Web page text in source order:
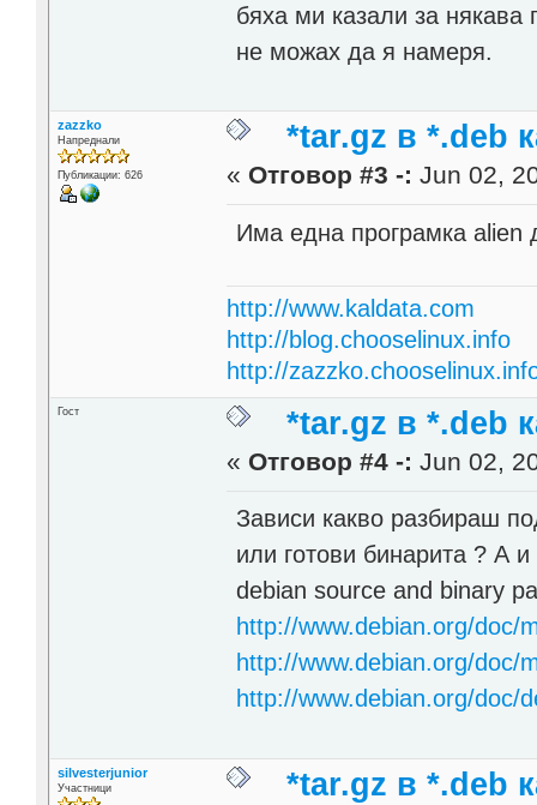
бяха ми казали за
не можах да я намеря.
zazzko
Напреднали
Публикации: 626
*tar.gz в *.deb
« Отговор #3 -: Jun 02,
Има една програмка alien
http://www.kaldata.com
http://blog.chooselinux.info
http://
Гост *tar.gz в *.deb
« Отговор #4 -: Jun 02,
Зависи какво разбираш
или готови бинарита ? А
debian source and binary
http://www.debian.org/doc/
http://www.debian.org/doc/
http://www.debian.org/doc/
silvesterjunior
Участници *tar.gz в *.deb